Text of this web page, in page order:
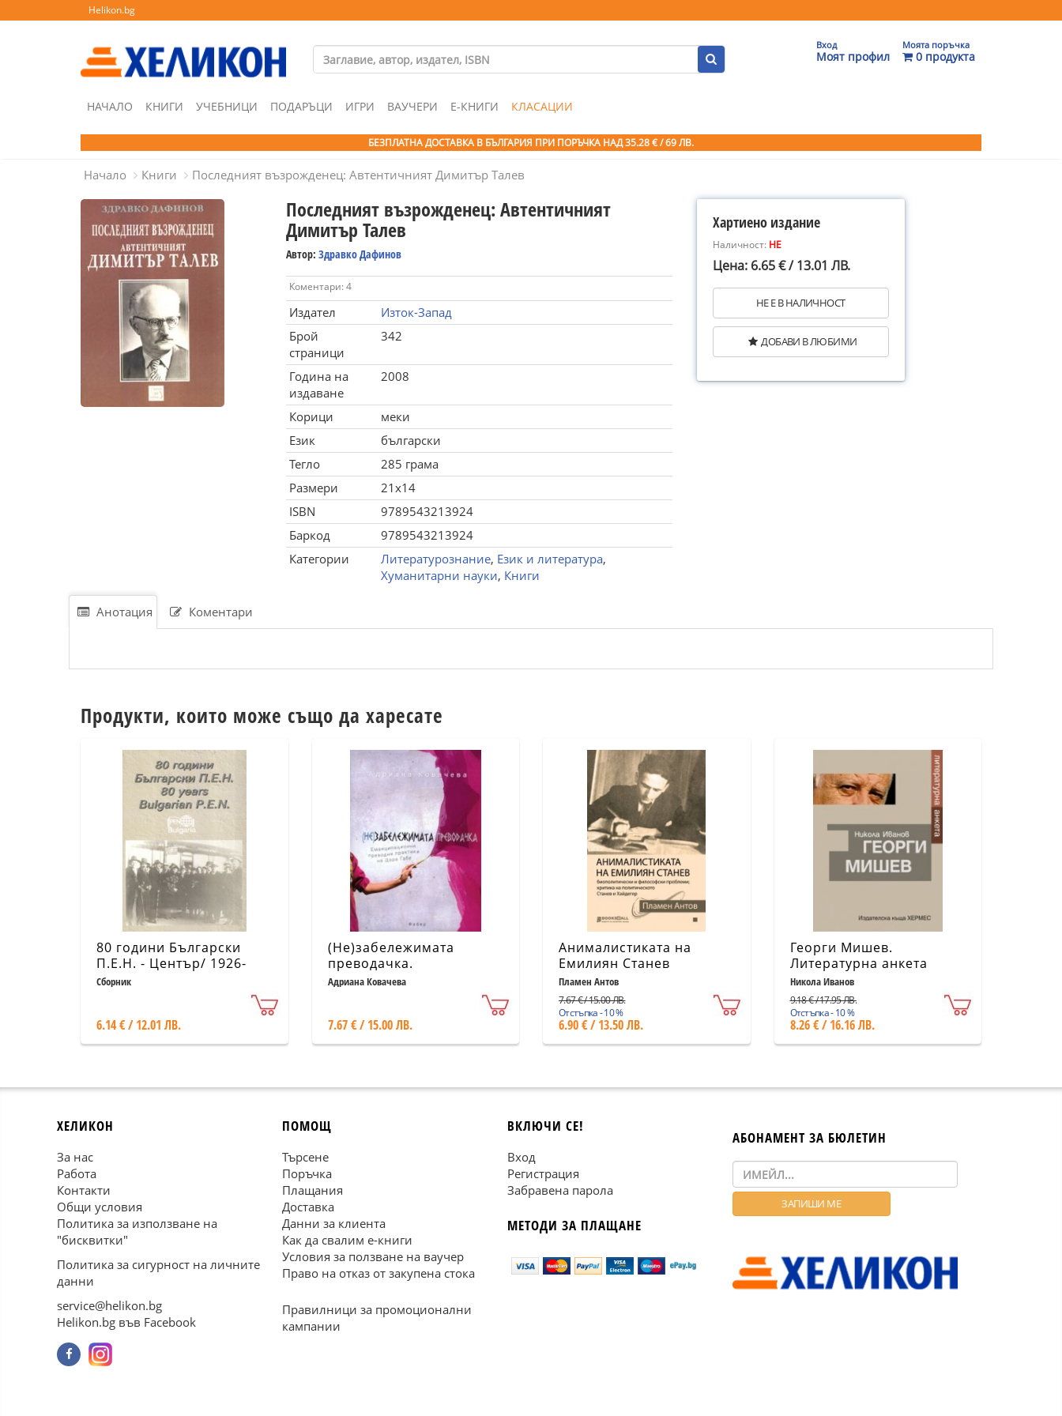
Helikon.bg
Вход
Моят профил
Моята поръчка
0 продукта
НАЧАЛО КНИГИ УЧЕБНИЦИ ПОДАРЪЦИ ИГРИ ВАУЧЕРИ Е-КНИГИ КЛАСАЦИИ
БЕЗПЛАТНА ДОСТАВКА В БЪЛГАРИЯ ПРИ ПОРЪЧКА НАД 35.28 € / 69 ЛВ.
Начало Книги Последният възрожденец: Автентичният Димитър Талев
Последният възрожденец: Автентичният
Димитър Талев
Автор: Здравко Дафинов
Коментари: 4
Издател
Изток-Запад
Брой
страници
342
Година на
издаване
2008
Корици
меки
Език
български
Тегло
285 грама
Размери
21x14
ISBN
9789543213924
Баркод
9789543213924
Категории
Литературознание, Език и литература,
Хуманитарни науки, Книги
Хартиено издание
Наличност: НЕ
Цена: 6.65 € / 13.01 ЛВ.
НЕ Е В НАЛИЧНОСТ
ДОБАВИ В ЛЮБИМИ
Анотация Коментари
Продукти, които може също да харесате
80 години Български
П.Е.Н. - Център/ 1926-
2006
Сборник
6.14 € / 12.01 ЛВ.
(Не)забележимата
преводачка.
Еманципационни
преводни практики на
Адриана Ковачева
7.67 € / 15.00 ЛВ.
Анималистиката на
Емилиян Станев
Пламен Антов
7.67 € / 15.00 ЛВ.
Отстъпка - 10 %
6.90 € / 13.50 ЛВ.
Георги Мишев.
Литературна анкета
Никола Иванов
9.18 € / 17.95 ЛВ.
Отстъпка - 10 %
8.26 € / 16.16 ЛВ.
ХЕЛИКОН
За нас
Работа
Контакти
Общи условия
Политика за използване на
"бисквитки"
Политика за сигурност на личните
данни
service@helikon.bg
Helikon.bg във Facebook
ПОМОЩ
Търсене
Поръчка
Плащания
Доставка
Данни за клиента
Как да свалим е-книги
Условия за ползване на ваучер
Право на отказ от закупена стока
Правилници за промоционални
кампании
ВКЛЮЧИ СЕ!
Вход
Регистрация
Забравена парола
МЕТОДИ ЗА ПЛАЩАНЕ
АБОНАМЕНТ ЗА БЮЛЕТИН